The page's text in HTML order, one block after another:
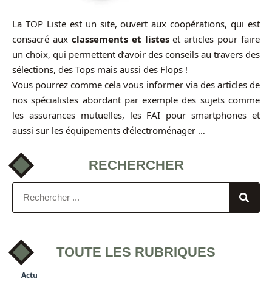
La TOP Liste est un site, ouvert aux coopérations, qui est
consacré aux classements et listeset articles pour faire
un choix, qui permettent d’avoir des conseils au travers des
sélections, des Tops mais aussi des Flops !
Vous pourrez comme cela vous informer via des articles de
nos spécialistes abordant par exemple des sujets comme
les assurances mutuelles, les FAI pour smartphones et
aussi sur les équipements d’électroménager …
RECHERCHER
TOUTE LES RUBRIQUES
Actu